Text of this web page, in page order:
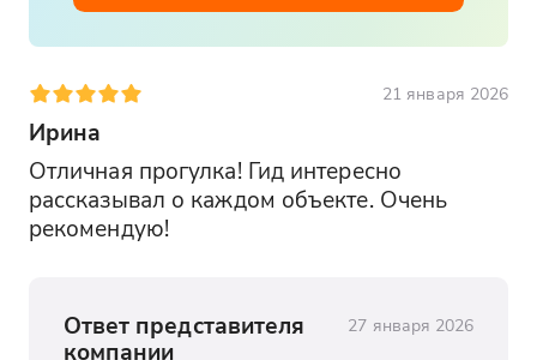
21 января 2026
Ирина
Отличная прогулка! Гид интересно
рассказывал о каждом объекте. Очень
рекомендую!
Ответ представителя
компании
27 января 2026